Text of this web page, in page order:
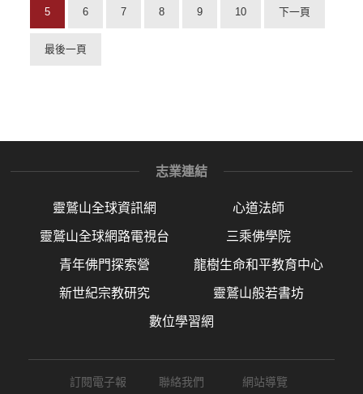
5 6 7 8 9 10 下一頁
最後一頁
志業連結
靈鷲山全球資訊網 心道法師
靈鷲山全球網路電視台 三乘佛學院
青年佛門探索營 龍樹生命和平教育中心
新世紀宗教研究 靈鷲山般若書坊
數位學習網
訂閱電子報 聯絡我們 網站導覽